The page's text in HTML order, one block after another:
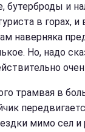
бутерброды и
в горах,
наверняка
Но, надо
трамвая в
мимо сел и